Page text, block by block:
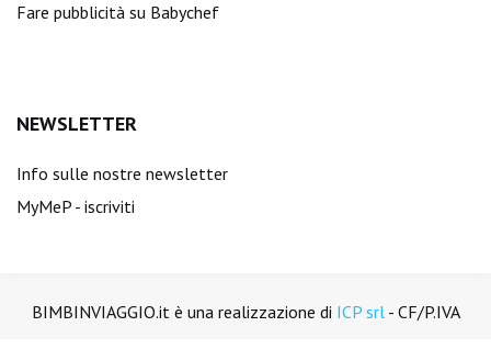
Fare pubblicità su Babychef
NEWSLETTER
Info sulle nostre newsletter
MyMeP - iscriviti
BIMBINVIAGGIO.it è una realizzazione di ICP srl- CF/P.IVA